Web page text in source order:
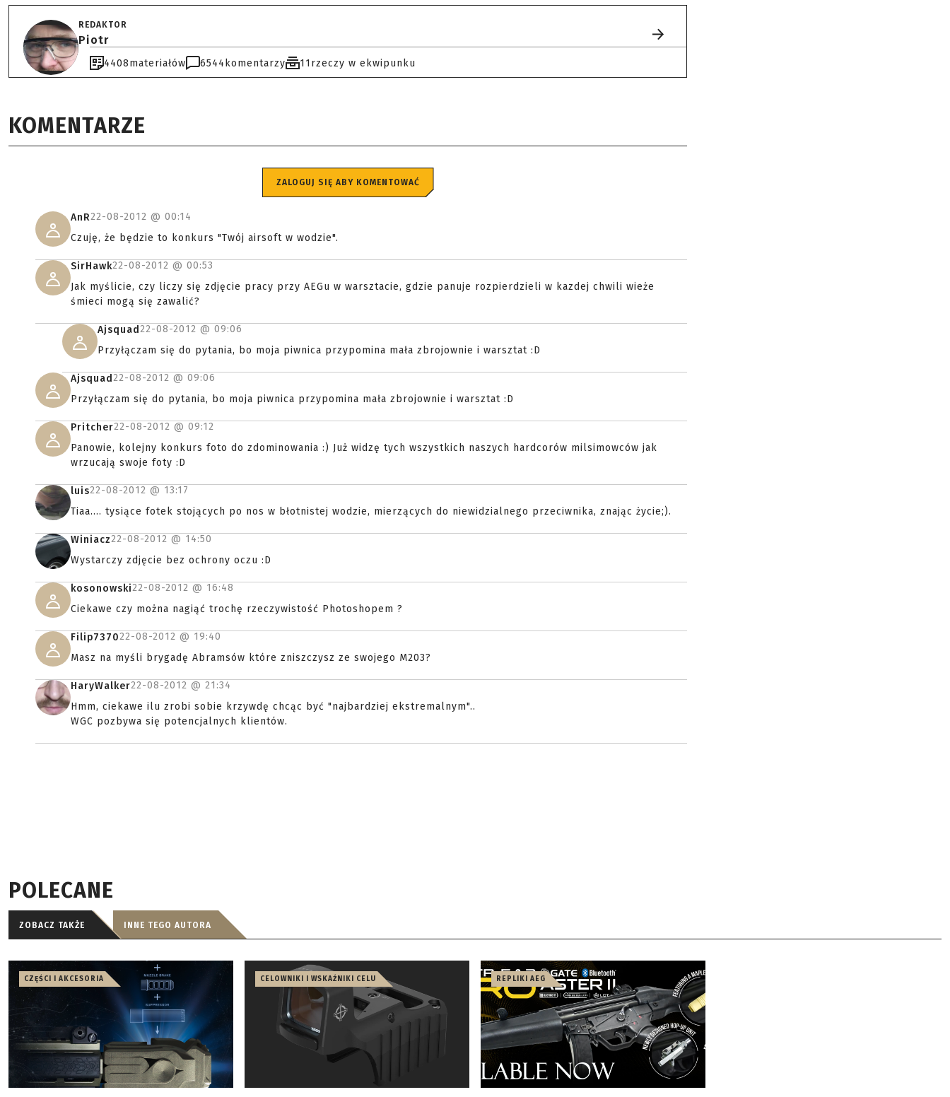
REDAKTOR
Piotr
4408materiałów 6544 komentarzy 11rzeczy w ekwipunku
KOMENTARZE
ZALOGUJ SIĘ ABY KOMENTOWAĆ
AnR22-08-2012 @ 00:14
Czuję, że będzie to konkurs "Twój airsoft w wodzie".
SirHawk22-08-2012 @ 00:53
Jak myślicie, czy liczy się zdjęcie pracy przy AEGu w warsztacie, gdzie panuje rozpierdzieli w kazdej chwili wieże
śmieci mogą się zawalić?
Ajsquad22-08-2012 @ 09:06
Przyłączam się do pytania, bo moja piwnica przypomina mała zbrojownie i warsztat :D
Ajsquad22-08-2012 @ 09:06
Przyłączam się do pytania, bo moja piwnica przypomina mała zbrojownie i warsztat :D
Pritcher22-08-2012 @ 09:12
Panowie, kolejny konkurs foto do zdominowania :) Już widzę tych wszystkich naszych hardcorów milsimowców jak
wrzucają swoje foty :D
luis22-08-2012 @ 13:17
Tiaa.... tysiące fotek stojących po nos w błotnistej wodzie, mierzących do niewidzialnego przeciwnika, znając życie;).
Winiacz22-08-2012 @ 14:50
Wystarczy zdjęcie bez ochrony oczu :D
kosonowski22-08-2012 @ 16:48
Ciekawe czy można nagiąć trochę rzeczywistość Photoshopem ?
Filip737022-08-2012 @ 19:40
Masz na myśli brygadę Abramsów które zniszczysz ze swojego M203?
HaryWalker22-08-2012 @ 21:34
Hmm, ciekawe ilu zrobi sobie krzywdę chcąc być "najbardziej ekstremalnym"..
WGC pozbywa się potencjalnych klientów.
POLECANE
ZOBACZ TAKŻE INNE TEGO AUTORA
CZĘŚCI I AKCESORIA CELOWNIKI I WSKAŹNIKI CELU REPLIKI AEG